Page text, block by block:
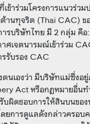
ข้าร่วมโครงการแนวร่ว
านทุจริต (Thai CAC) ข
รบริษัทไทย มี 2 กลุ่ม คือ:
ศเจตนารมณ์เข้าร่วม
รับรอง CAC
นเองว่า มีบริษัทแม่ซึ่งอ
Act หรือกฏหมายอื่นท
ผิดชอบการให้สินบนขอ
ยการดูแลดังกล่าวครอบ